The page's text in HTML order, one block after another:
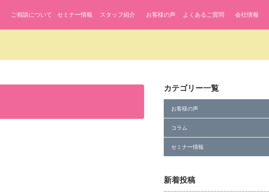
ご相談について セミナー情報 スタッフ紹介 お客様の声 よくあるご質問 会社情報
/home/lifenavi2024/public_html/wp-content/themes/lifenavi/single.php
カテゴリー一覧
お客様の声
コラム
セミナー情報
新着投稿